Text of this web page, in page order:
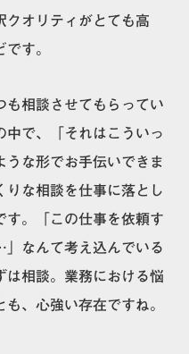
クオリティがとても高
す。
も相談させてもらってい
中で、「それはこういっ
うな形でお手伝いできま
りな相談を仕事に落とし
。
「この仕事を依頼す
なんて考え込んでいる
は相談。業務における悩
、心強い存在ですね。